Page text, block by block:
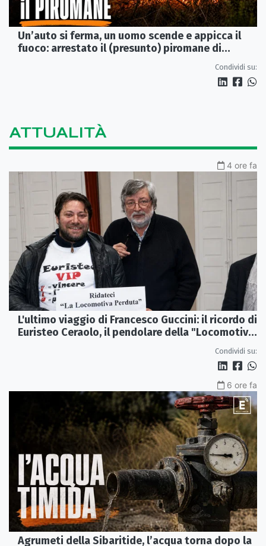
Un’auto si ferma, un uomo scende e appicca il
fuoco: arrestato il (presunto) piromane di
Condividi su:
ATTUALITÀ
4 ore fa
L'ultimo viaggio di Francesco Guccini: il ricordo di
Euristeo Ceraolo, il pendolare della "Locomotiva
Condividi su:
6 ore fa
Agrumeti della Sibaritide, l’acqua torna dopo la